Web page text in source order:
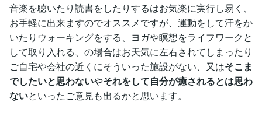
音楽を聴いたり読書をしたりするはお気楽に実行し易く、
お手軽に出来ますのでオススメですが、運動をして汗をか
いたりウォーキングをする、ヨガや瞑想をライフワークと
して取り入れる、の場合はお天気に左右されてしまったり
ご自宅や会社の近くにそういった施設がない、又はそこま
でしたいと思わないやそれをして自分が癒されるとは思わ
ないといったご意見も出るかと思います。